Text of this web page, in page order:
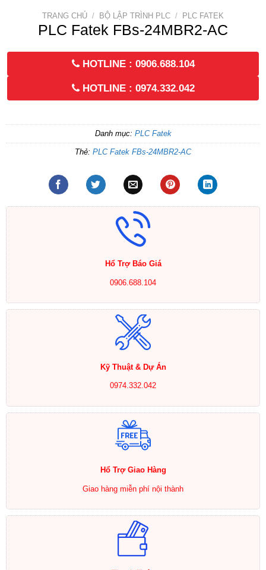
TRANG CHỦ / BỘ LẬP TRÌNH PLC / PLC FATEK
PLC Fatek FBs-24MBR2-AC
HOTLINE : 0906.688.104
HOTLINE : 0974.332.042
Danh mục: PLC Fatek
Thẻ: PLC Fatek FBs-24MBR2-AC
Hổ Trợ Báo Giá
0906.688.104
Kỹ Thuật & Dự Án
0974.332.042
Hổ Trợ Giao Hàng
Giao hàng miễn phí nội thành